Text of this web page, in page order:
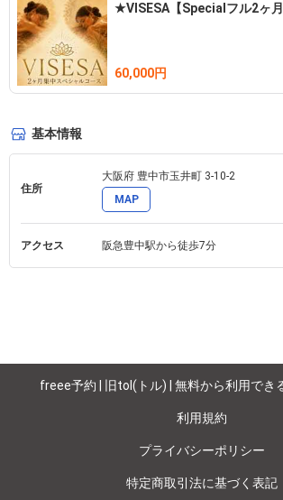
★VISESA【Specialフル2ヶ月
60,000円
基本情報
住所
大阪府 豊中市玉井町 3-10-2
MAP
アクセス 阪急豊中駅から徒歩7分
freee予約 | 旧tol(トル) | 無料から利用でき
利用規約
プライバシーポリシー
特定商取引法に基づく表記